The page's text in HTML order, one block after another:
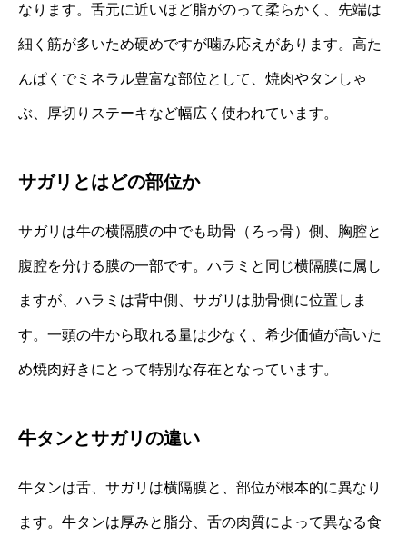
なります。舌元に近いほど脂がのって柔らかく、先端は
細く筋が多いため硬めですが噛み応えがあります。高た
んぱくでミネラル豊富な部位として、焼肉やタンしゃ
ぶ、厚切りステーキなど幅広く使われています。
サガリとはどの部位か
サガリは牛の横隔膜の中でも助骨（ろっ骨）側、胸腔と
腹腔を分ける膜の一部です。ハラミと同じ横隔膜に属し
ますが、ハラミは背中側、サガリは肋骨側に位置しま
す。一頭の牛から取れる量は少なく、希少価値が高いた
め焼肉好きにとって特別な存在となっています。
牛タンとサガリの違い
牛タンは舌、サガリは横隔膜と、部位が根本的に異なり
ます。牛タンは厚みと脂分、舌の肉質によって異なる食